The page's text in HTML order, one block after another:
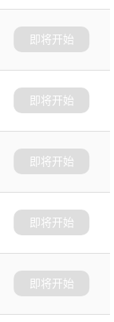
即将开始
即将开始
即将开始
即将开始
即将开始